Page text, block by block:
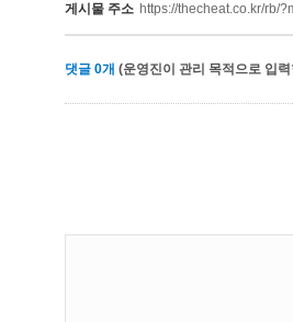
게시물 주소 https://thecheat.co.kr/rb/
댓글 0개 (운영진이 관리 목적으로 입